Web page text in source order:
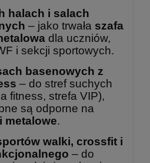
halach i salach
– jako trwała szafa
dla uczniów,
i sekcji sportowych.
basenowych z
– do stref suchych
fitness, strefa VIP),
są odporne na
metalowe.
walki, crossfit i
– do